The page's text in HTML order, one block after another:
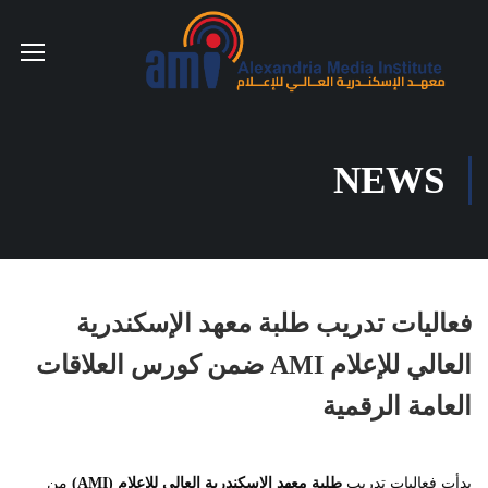
NEWS
فعاليات تدريب طلبة معهد الإسكندرية
العالي للإعلام AMI ضمن كورس العلاقات
العامة الرقمية
بدأت فعاليات تدريب طلبة معهد الإسكندرية العالي للإعلام (AMI) من